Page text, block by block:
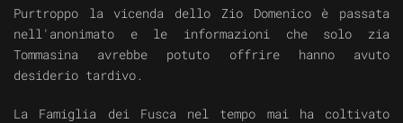
Purtroppo la vicenda dello Zio Domenico è passata
nell'anonimato e le informazioni che solo zia
Tommasina avrebbe potuto offrire hanno avuto
desiderio tardivo.
La Famiglia dei Fusca nel tempo mai ha coltivato